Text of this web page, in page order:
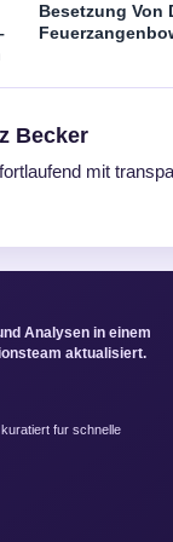
Besetzung Von
Becker
mit
Analysen in einem
aktualisiert.
fur schnelle